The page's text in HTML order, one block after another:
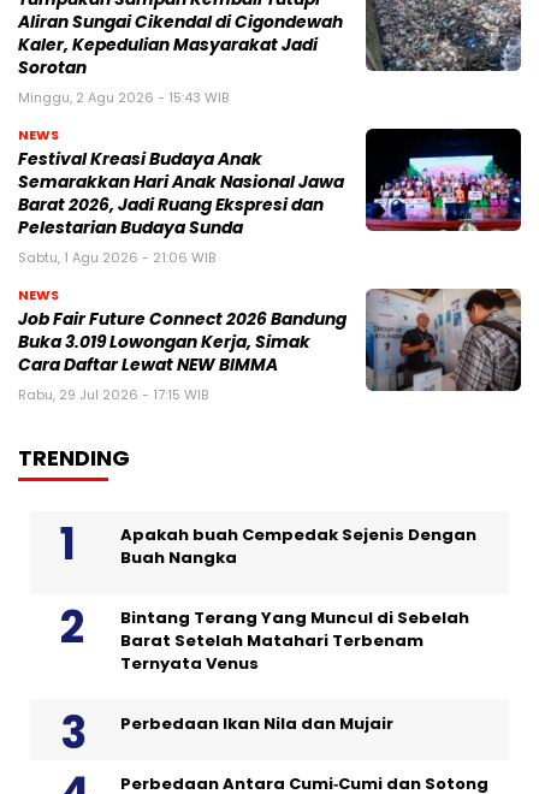
Aliran Sungai Cikendal di Cigondewah
Kaler, Kepedulian Masyarakat Jadi
Sorotan
Minggu, 2 Agu 2026 - 15:43 WIB
NEWS
Festival Kreasi Budaya Anak
Semarakkan Hari Anak Nasional Jawa
Barat 2026, Jadi Ruang Ekspresi dan
Pelestarian Budaya Sunda
Sabtu, 1 Agu 2026 - 21:06 WIB
NEWS
Job Fair Future Connect 2026 Bandung
Buka 3.019 Lowongan Kerja, Simak
Cara Daftar Lewat NEW BIMMA
Rabu, 29 Jul 2026 - 17:15 WIB
TRENDING
Apakah buah Cempedak Sejenis Dengan
Buah Nangka
Bintang Terang Yang Muncul di Sebelah
Barat Setelah Matahari Terbenam
Ternyata Venus
Perbedaan Ikan Nila dan Mujair
Perbedaan Antara Cumi‑Cumi dan Sotong